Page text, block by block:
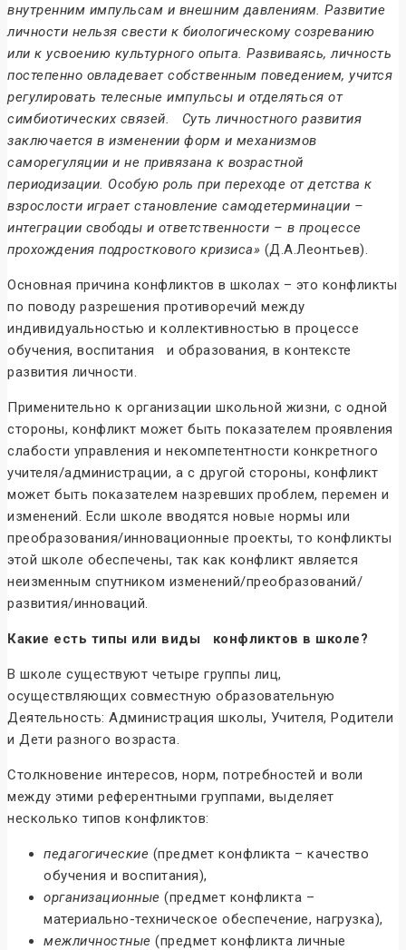
внутренним импульсам и внешним давлениям. Развитие
личности нельзя свести к биологическому созреванию
или к усвоению культурного опыта. Развиваясь, личность
постепенно овладевает собственным поведением, учится
регулировать телесные импульсы и отделяться от
симбиотических связей. Суть личностного развития
заключается в изменении форм и механизмов
саморегуляции и не привязана к возрастной
периодизации. Особую роль при переходе от детства к
взрослости играет становление самодетерминации –
интеграции свободы и ответственности – в процессе
прохождения подросткового кризиса» (Д.А.Леонтьев).
Основная причина конфликтов в школах – это конфликты
по поводу разрешения противоречий между
индивидуальностью и коллективностью в процессе
обучения, воспитания и образования, в контексте
развития личности.
Применительно к организации школьной жизни, с одной
стороны, конфликт может быть показателем проявления
слабости управления и некомпетентности конкретного
учителя/администрации, а с другой стороны, конфликт
может быть показателем назревших проблем, перемен и
изменений. Если школе вводятся новые нормы или
преобразования/инновационные проекты, то конфликты
этой школе обеспечены, так как конфликт является
неизменным спутником изменений/преобразований/
развития/инноваций.
Какие есть типы или виды конфликтов в школе?
В школе существуют четыре группы лиц,
осуществляющих совместную образовательную
Деятельность: Администрация школы, Учителя, Родители
и Дети разного возраста.
Столкновение интересов, норм, потребностей и воли
между этими референтными группами, выделяет
несколько типов конфликтов:
педагогические (предмет конфликта – качество
обучения и воспитания),
организационные (предмет конфликта –
материально-техническое обеспечение, нагрузка),
межличностные (предмет конфликта личные